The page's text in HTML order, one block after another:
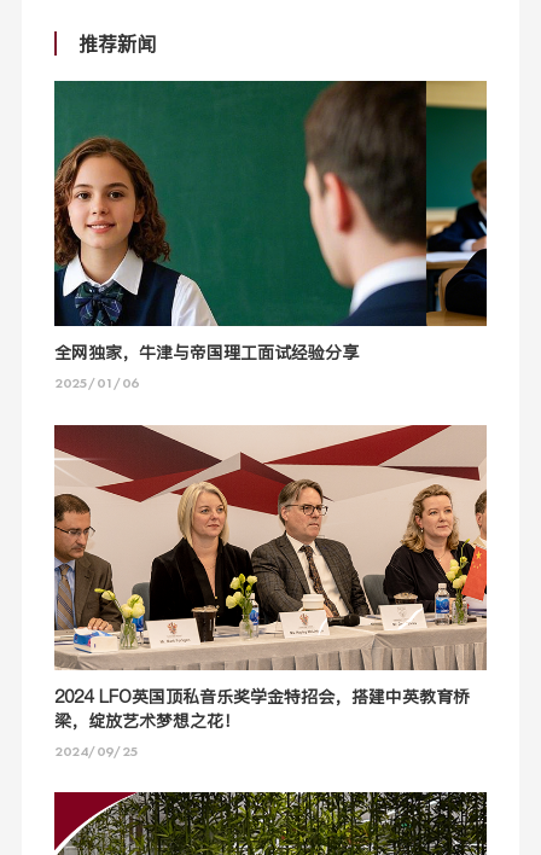
推荐新闻
全网独家，牛津与帝国理工面试经验分享
2025/01/06
2024 LFO英国顶私音乐奖学金特招会，搭建中英教育桥
梁，绽放艺术梦想之花！
2024/09/25